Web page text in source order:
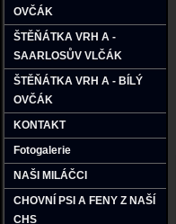
OVČÁK
ŠTĚŇÁTKA VRH A -
SAARLOSŮV VLČÁK
ŠTĚŇÁTKA VRH A - BÍLÝ
OVČÁK
KONTAKT
Fotogalerie
NAŠI MILÁČCI
CHOVNÍ PSI A FENY Z NAŠÍ
CHS